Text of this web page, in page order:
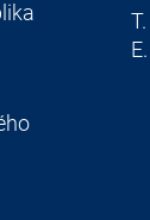
T.
E.